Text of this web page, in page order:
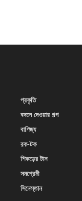
প্রকৃতি
বদলে দেওয়ার গল্প
বাণিজ্য
রক-টক
শিকড়ের টান
সমপ্রেমী
সিনেস্তান